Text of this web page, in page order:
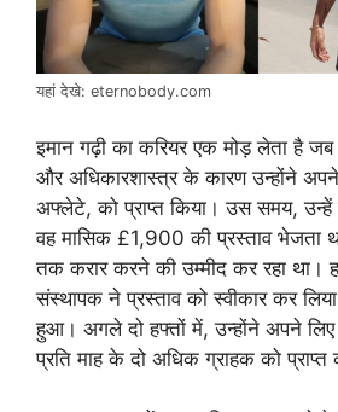
यहां देखे: eternobody.com
इमान गढ़ी का करियर एक मोड़ लेता है
और अधिकारशास्त्र के कारण उन्होंने
अफ्लेटे, को प्राप्त किया। उस समय,
वह मासिक £1,900 की प्रस्ताव भेजता
तक करार करने की उम्मीद कर रहा था।
संस्थापक ने प्रस्ताव को स्वीकार कर
हुआ। अगले दो हफ्तों में, उन्होंने अपने
प्रति माह के दो अधिक ग्राहक को प्राप्त